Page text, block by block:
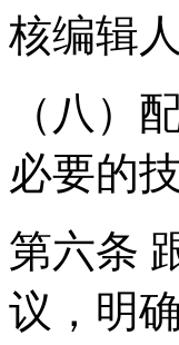
核编辑
（八）
必要的
第六条
议，明